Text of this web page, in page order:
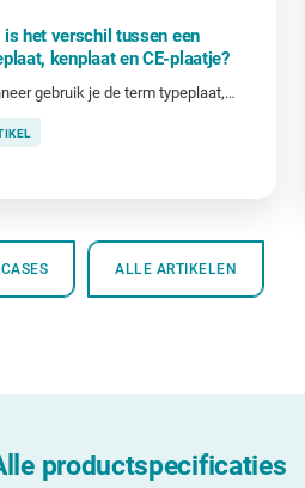
is het verschil tussen een
kenplaat en CE-plaatje?
Wanneer gebruik je de term typeplaat, kenplaat of CE-plaat?
ALLE ARTIKELEN
productspecificaties